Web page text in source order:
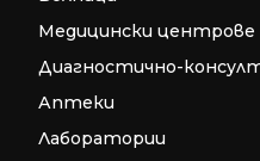
Медицински центрове
Диагностично-
Аптеки
Лаборатории